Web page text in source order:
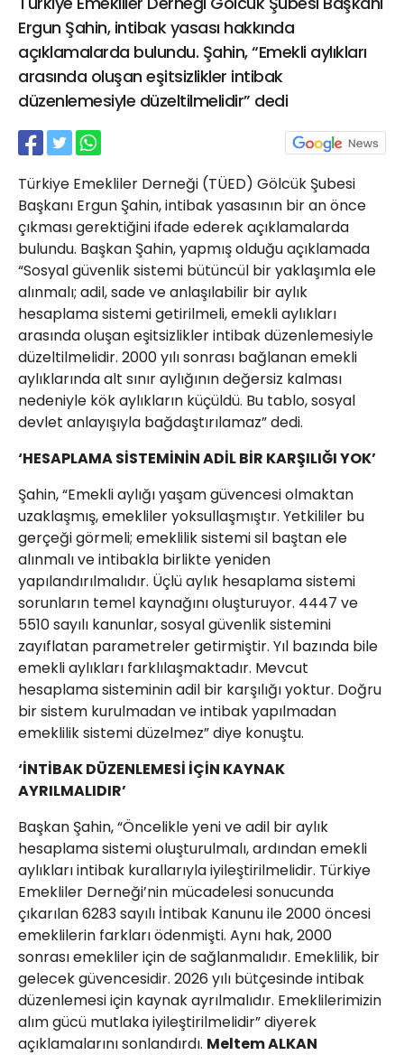
Ergun Şahin, intibak yasası hakkında
açıklamalarda bulundu. Şahin, “Emekli aylıkları
arasında oluşan eşitsizlikler intibak
düzenlemesiyle düzeltilmelidir” dedi
Türkiye Emekliler Derneği (TÜED) Gölcük Şubesi
Başkanı Ergun Şahin, intibak yasasının bir an önce
çıkması gerektiğini ifade ederek açıklamalarda
bulundu. Başkan Şahin, yapmış olduğu açıklamada
“Sosyal güvenlik sistemi bütüncül bir yaklaşımla ele
alınmalı; adil, sade ve anlaşılabilir bir aylık
hesaplama sistemi getirilmeli, emekli aylıkları
arasında oluşan eşitsizlikler intibak düzenlemesiyle
düzeltilmelidir. 2000 yılı sonrası bağlanan emekli
aylıklarında alt sınır aylığının değersiz kalması
nedeniyle kök aylıkların küçüldü. Bu tablo, sosyal
devlet anlayışıyla bağdaştırılamaz” dedi.
‘HESAPLAMA SİSTEMİNİN ADİL BİR KARŞILIĞI YOK’
Şahin, “Emekli aylığı yaşam güvencesi olmaktan
uzaklaşmış, emekliler yoksullaşmıştır. Yetkililer bu
gerçeği görmeli; emeklilik sistemi sil baştan ele
alınmalı ve intibakla birlikte yeniden
yapılandırılmalıdır. Üçlü aylık hesaplama sistemi
sorunların temel kaynağını oluşturuyor. 4447 ve
5510 sayılı kanunlar, sosyal güvenlik sistemini
zayıflatan parametreler getirmiştir. Yıl bazında bile
emekli aylıkları farklılaşmaktadır. Mevcut
hesaplama sisteminin adil bir karşılığı yoktur. Doğru
bir sistem kurulmadan ve intibak yapılmadan
emeklilik sistemi düzelmez” diye konuştu.
‘İNTİBAK DÜZENLEMESİ İÇİN KAYNAK
AYRILMALIDIR’
Başkan Şahin, “Öncelikle yeni ve adil bir aylık
hesaplama sistemi oluşturulmalı, ardından emekli
aylıkları intibak kurallarıyla iyileştirilmelidir. Türkiye
Emekliler Derneği’nin mücadelesi sonucunda
çıkarılan 6283 sayılı İntibak Kanunu ile 2000 öncesi
emeklilerin farkları ödenmişti. Aynı hak, 2000
sonrası emekliler için de sağlanmalıdır. Emeklilik, bir
gelecek güvencesidir. 2026 yılı bütçesinde intibak
düzenlemesi için kaynak ayrılmalıdır. Emeklilerimizin
alım gücü mutlaka iyileştirilmelidir” diyerek
açıklamalarını sonlandırdı. Meltem ALKAN
21 Gölcük
02624132333
haber@golcukpostasi.com